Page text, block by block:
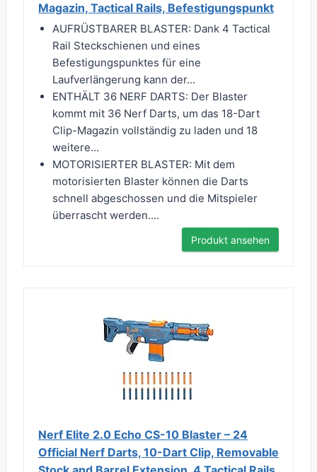
Magazin, Tactical Rails, Befestigungspunkt
AUFRÜSTBARER BLASTER: Dank 4 Tactical
Rail Steckschienen und eines
Befestigungspunktes für eine
Laufverlängerung kann der...
ENTHÄLT 36 NERF DARTS: Der Blaster
kommt mit 36 Nerf Darts, um das 18-Dart
Clip-Magazin vollständig zu laden und 18
weitere...
MOTORISIERTER BLASTER: Mit dem
motorisierten Blaster können die Darts
schnell abgeschossen und die Mitspieler
überrascht werden....
Produkt ansehen
Nerf Elite 2.0 Echo CS-10 Blaster – 24
Official Nerf Darts, 10-Dart Clip, Removable